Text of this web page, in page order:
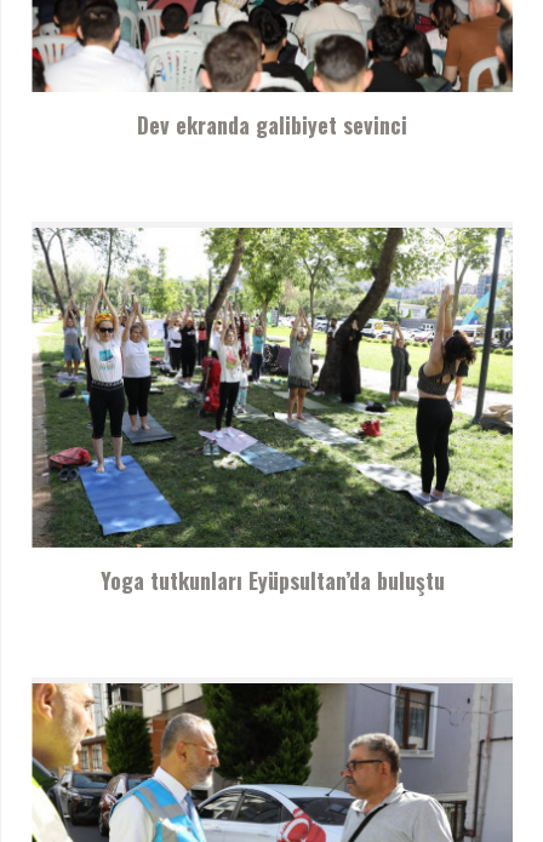
Dev ekranda galibiyet sevinci
Yoga tutkunları Eyüpsultan’da buluştu